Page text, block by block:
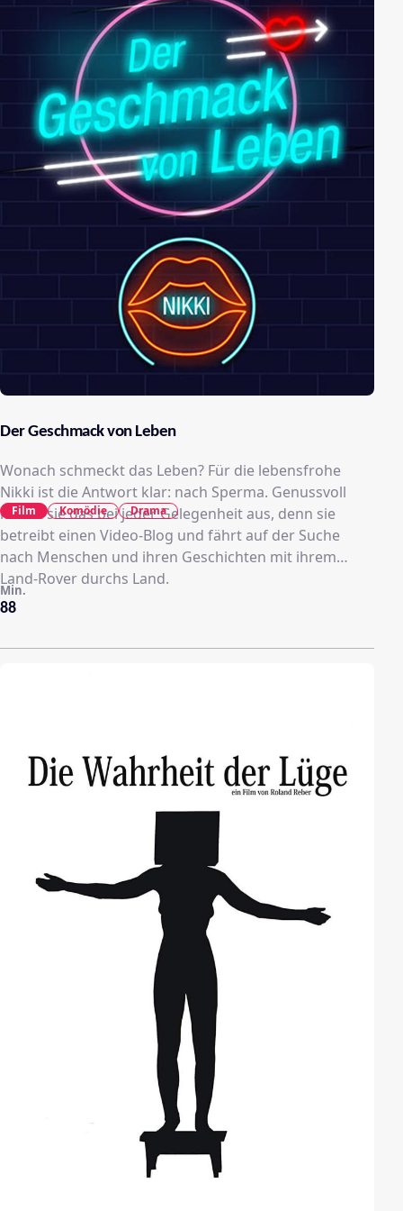
Der Geschmack von Leben
Wonach schmeckt das Leben? Für die lebensfrohe
Nikki ist die Antwort klar: nach Sperma. Genussvoll
kostet sie das bei jeder Gelegenheit aus, denn sie
betreibt einen Video-Blog und fährt auf der Suche
nach Menschen und ihren Geschichten mit ihrem
Land-Rover durchs Land.
88
Min.
Film Komödie Drama